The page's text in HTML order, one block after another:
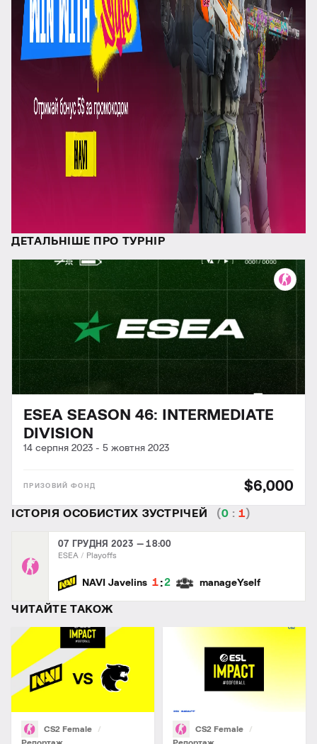
ДЕТАЛЬНІШЕ ПРО ТУРНІР
ESEA SEASON 46: INTERMEDIATE
DIVISION
14 серпня 2023 - 5 жовтня 2023
$6,000
ІСТОРІЯ ОСОБИСТИХ ЗУСТРІЧЕЙ (0 :1)
07 ГРУДНЯ 2023 — 18:00
ESEA Playoffs
NAVI Javelins 1 :2 manageYself
ЧИТАЙТЕ ТАКОЖ
CS2 Female
CS2 Female